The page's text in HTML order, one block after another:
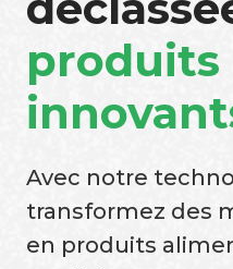
produits
Avec notre
transformez des
en produits